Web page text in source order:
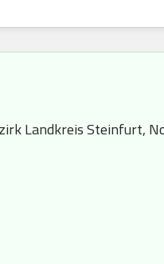
Landkreis Steinfurt,